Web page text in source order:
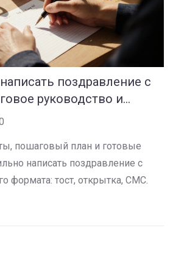
поздравление с
руководство и
пошаговый план и готовые
написать поздравление с
формата: тост, открытка, СМС.